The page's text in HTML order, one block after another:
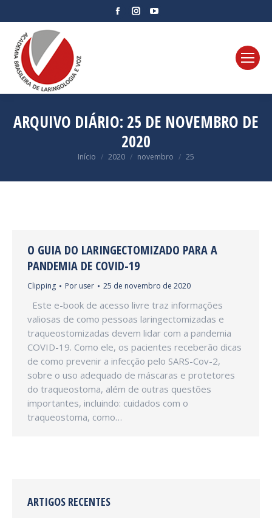
FacebookInstagram
ARQUIVO DIÁRIO: 25 DE NOVEMBRO DE
2020
Você está aqui:
Início 2020 novembro 25
O GUIA DO LARINGECTOMIZADO PARA A
PANDEMIA DE COVID-19
Clipping Por user 25 de novembro de 2020
Este e-book de acesso livre traz informações
valiosas de como pessoas laringectomizadas e
traqueostomizadas devem lidar com a pandemia
COVID-19. Como ele, os pacientes receberão dicas
de como prevenir a infecção pelo SARS-Cov-2,
sobre o uso adequado de máscaras e protetores
do traqueostoma, além de outras questões
importantes, incluindo: cuidados com o
traqueostoma, como…
ARTIGOS RECENTES